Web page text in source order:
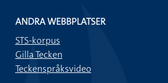
ANDRA WEBBPLATSER
STS-korpus
Gilla Tecken
Teckenspråksvideo